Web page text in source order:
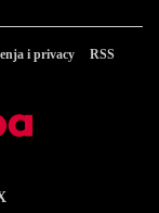
i privacy
RSS